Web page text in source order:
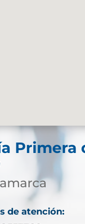
Primera
de atención: